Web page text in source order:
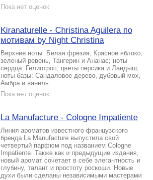
Пока нет оценок
Kiranaturelle - Christina Aguilera по
мотивам by Night Christina
Верхние ноты: Белая фрезия, Красное яблоко,
зеленый ревень, Тангерин и Ананас; ноты
сердца: Гелиотроп, цветы персика и Ландыш;
ноты базы: Сандаловое дерево, дубовый мох,
Амбра и ваниль
Пока нет оценок
La Manufacture - Cologne Impatiente
Линия ароматов известного французского
бренда La Manufacture выпустила свой
четвертый парфюм под названием Cologne
Impatiente. Также как и предыдущие издания,
новый аромат сочетает в себе элегантность и
глубину, талант и простоту роскоши. Новые
духи были сделаны независимыми мастерами